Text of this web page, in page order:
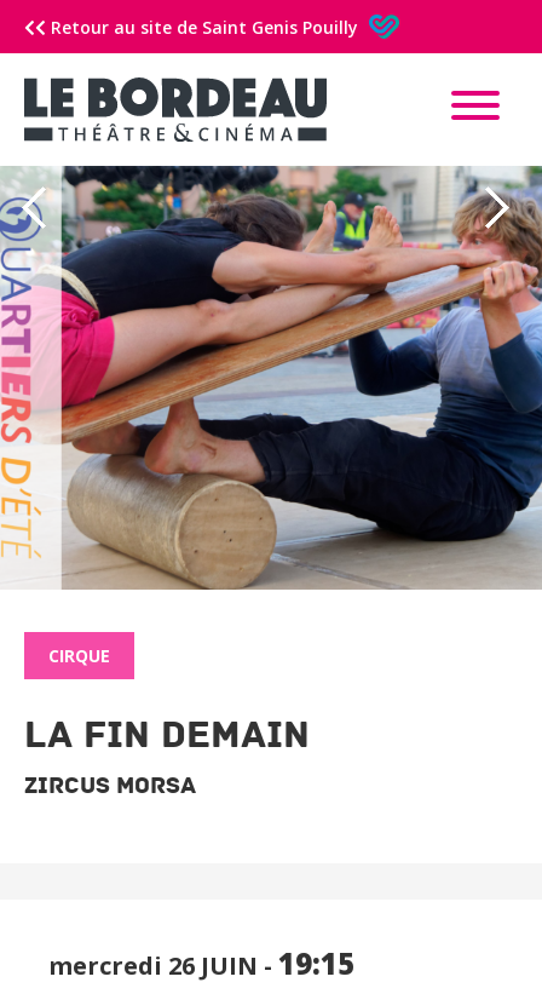
Retour au site de Saint Genis Pouilly
CIRQUE
LA FIN DEMAIN
Zircus Morsa
mercredi 26 JUIN - 19:15